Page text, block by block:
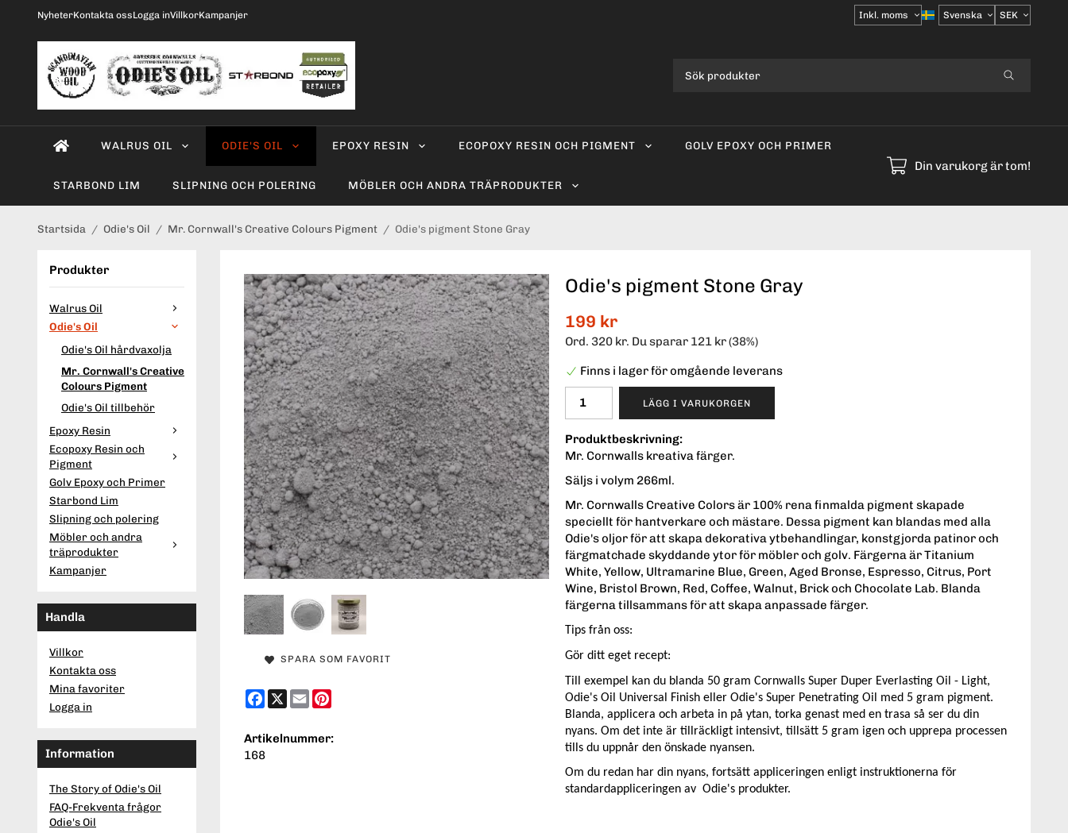
NyheterKontakta ossLogga inVillkorKampanjer
Välj
moms
WALRUS OIL ODIE'S OIL EPOXY RESIN ECOPOXY RESIN OCH PIGMENT GOLV EPOXY OCH PRIMER
STARBOND LIM SLIPNING OCH POLERING MÖBLER OCH ANDRA TRÄPRODUKTER
Din varukorg är tom!
Startsida / Odie's Oil / Mr. Cornwall's Creative Colours Pigment / Odie's pigment Stone Gray
Produkter
Walrus Oil
Odie's Oil
Odie's Oil hårdvaxolja
Mr. Cornwall's Creative
Colours Pigment
Odie's Oil tillbehör
Epoxy Resin
Ecopoxy Resin och
Pigment
Golv Epoxy och Primer
Starbond Lim
Slipning och polering
Möbler och andra
träprodukter
Kampanjer
Handla
Villkor
Kontakta oss
Mina favoriter
Logga in
Information
The Story of Odie's Oil
FAQ-Frekventa frågor
Odie's Oil
Odie's pigment Stone Gray
199 kr
Ord. 320 kr. Du sparar 121 kr(38%)
Finns i lager för omgående leverans
LÄGG I VARUKORGEN
Produktbeskrivning:
Mr. Cornwalls kreativa färger.
Säljs i volym 266ml.
Mr. Cornwalls Creative Colors är 100% rena finmalda pigment skapade
speciellt för hantverkare och mästare. Dessa pigment kan blandas med alla
Odie's oljor för att skapa dekorativa ytbehandlingar, konstgjorda patinor och
färgmatchade skyddande ytor för möbler och golv. Färgerna är Titanium
White, Yellow, Ultramarine Blue, Green, Aged Bronse, Espresso, Citrus, Port
Wine, Bristol Brown, Red, Coffee, Walnut, Brick och Chocolate Lab. Blanda
färgerna tillsammans för att skapa anpassade färger.
Tips från oss:
Gör ditt eget recept:
Till exempel kan du blanda 50 gram Cornwalls Super Duper Everlasting Oil - Light,
Odie's Oil Universal Finish eller Odie's Super Penetrating Oil med 5 gram pigment.
Blanda, applicera och arbeta in på ytan, torka genast med en trasa så ser du din
nyans. Om det inte är tillräckligt intensivt, tillsätt 5 gram igen och upprepa processen
tills du uppnår den önskade nyansen.
Om du redan har din nyans, fortsätt appliceringen enligt instruktionerna för
standardappliceringen av Odie's produkter.
SPARA SOM FAVORIT
Facebook
X Email
Artikelnummer:
168